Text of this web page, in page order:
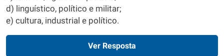
d) linguístico, político e militar;
e) cultura, industrial e político.
Ver Resposta